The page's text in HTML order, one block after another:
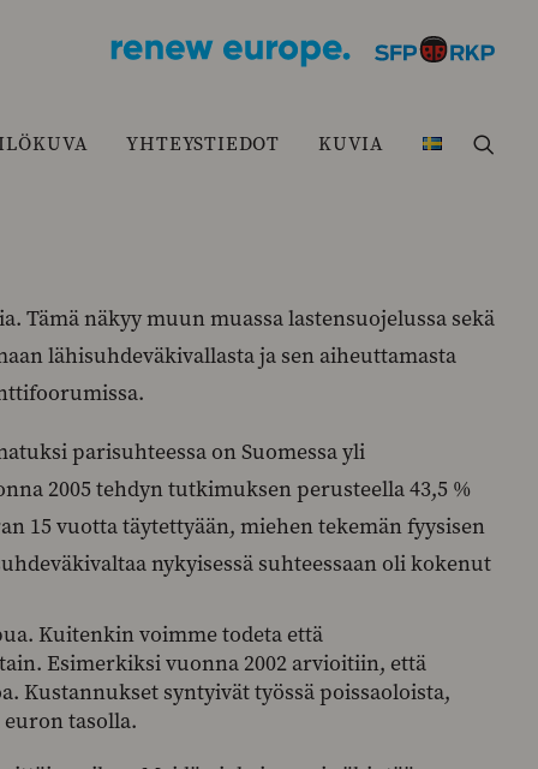
YHTEYSTIEDOT KUVIA
Tämä näkyy muun muassa lastensuojelussa sekä
lähisuhdeväkivallasta ja sen aiheuttamasta
parisuhteessa on Suomessa yli
2005 tehdyn tutkimuksen perusteella 43,5 %
15 vuotta täytettyään, miehen tekemän fyysisen
nykyisessä suhteessaan oli kokenut
Kuitenkin voimme todeta että
Esimerkiksi vuonna 2002 arvioitiin, että
Kustannukset syntyivät työssä poissaoloista,
tasolla.